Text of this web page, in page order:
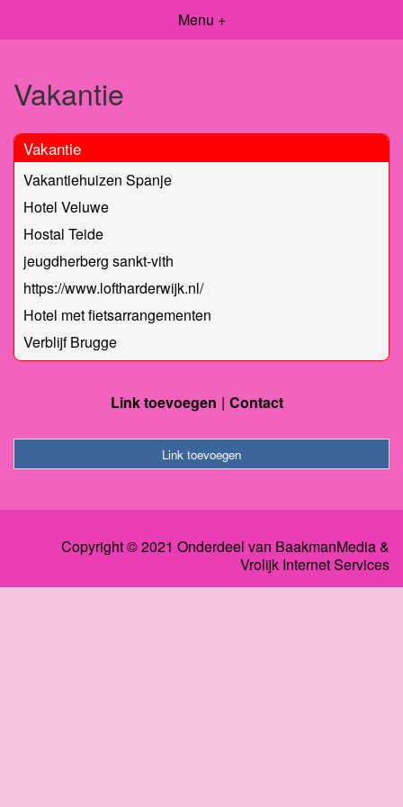
Menu +
Vakantie
Vakantie
Vakantiehuizen Spanje
Hotel Veluwe
Hostal Teide
jeugdherberg sankt-vith
https://www.loftharderwijk.nl/
Hotel met fietsarrangementen
Verblijf Brugge
Link toevoegen Contact
Link toevoegen
Copyright © 2021 Onderdeel van BaakmanMedia&
Vrolijk Internet Services